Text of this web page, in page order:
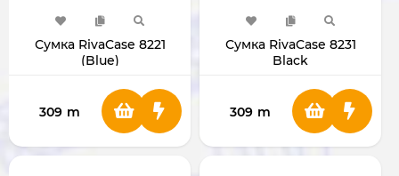
Сумка RivaCase 8221
(Blue)
309 m
Сумка RivaCase 8231
Black
309 m